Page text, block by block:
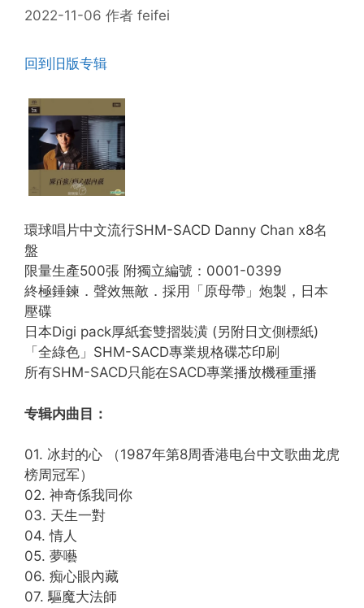
2022-11-06 作者 feifei
回到旧版专辑
環球唱片中文流行SHM-SACD Danny Chan x8名
盤
限量生產500張 附獨立編號：0001-0399
終極錘鍊．聲效無敵．採用「原母帶」炮製，日本
壓碟
日本Digi pack厚紙套雙摺裝潢 (另附日文側標紙)
「全綠色」SHM-SACD專業規格碟芯印刷
所有SHM-SACD只能在SACD專業播放機種重播
专辑内曲目：
01. 冰封的心 （1987年第8周香港电台中文歌曲龙虎
榜周冠军）
02. 神奇係我同你
03. 天生一對
04. 情人
05. 夢囈
06. 痴心眼內藏
07. 驅魔大法師